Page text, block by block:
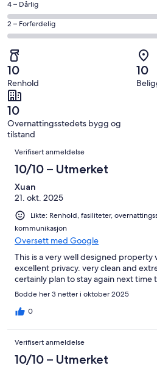
6
av
totalt
6
anmeldelser.
−
Bra.
0
totalt
6
anmeldelser.
6
−
Grei.
0
av
totalt
6
anmeldelser.
Rangering
på
4
Dårlig.
0
av
totalt
6
anmeldelser.
4 – Dårlig
Rangering
på
2
−
Forferdelig.
0
av
totalt
6
anmeldelser.
2 – Forferdelig
10
Renhold
10
10
Overnattingsstedets bygg og
tilstand
Anmeldelser
Verifisert anmeldelse
10/10 – Utmerket
Xuan
21. okt. 2025
Likte: Renhold, fasiliteter,
kommunikasjon
Oversett med Google
This is a very well designed property
excellent privacy. very clean and
certainly plan to stay again next time
Bodde her 3 netter i oktober 2025
0
Verifisert anmeldelse
10/10 – Utmerket